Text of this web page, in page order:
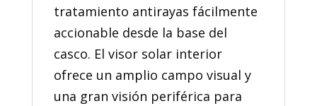
tratamiento antirayas fácilmente
accionable desde la base del
casco. El visor solar interior
ofrece un amplio campo visual y
una gran visión periférica para